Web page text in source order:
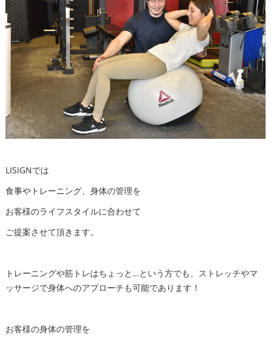
LISIGNでは
食事やトレーニング、身体の管理を
お客様のライフスタイルに合わせて
ご提案させて頂きます。
トレーニングや筋トレはちょっと…という方でも、ストレッチやマ
ッサージで身体へのアプローチも可能であります！
お客様の身体の管理を